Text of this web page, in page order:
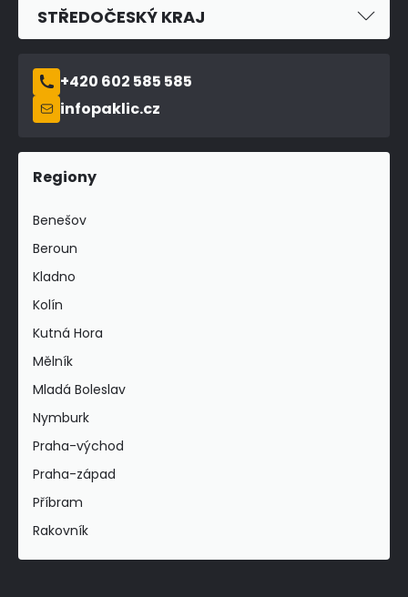
STŘEDOČESKÝ KRAJ
+420 602 585 585
infopaklic.cz
Regiony
Benešov
Beroun
Kladno
Kolín
Kutná Hora
Mělník
Mladá Boleslav
Nymburk
Praha-východ
Praha-západ
Příbram
Rakovník